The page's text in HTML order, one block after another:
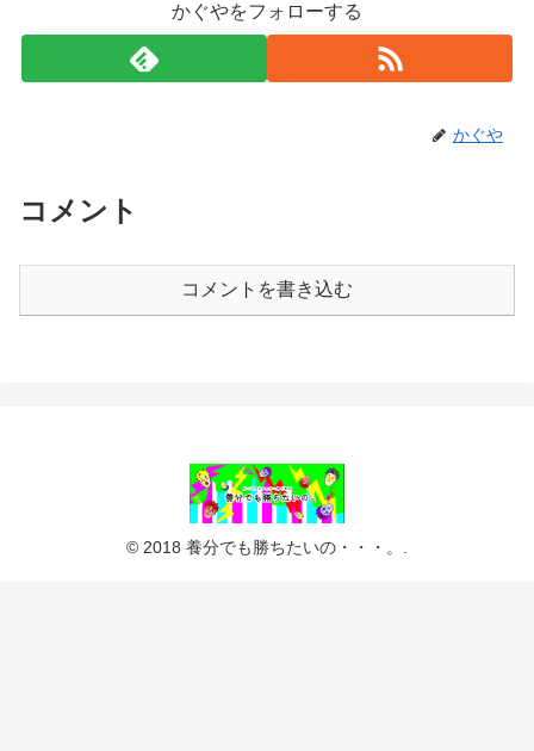
かぐやをフォローする
かぐや
コメント
コメントを書き込む
© 2018 養分でも勝ちたいの・・・。.